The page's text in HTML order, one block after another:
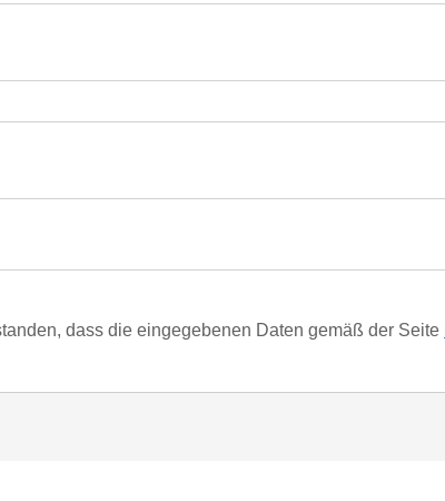
dass die eingegebenen Daten gemäß der Seite